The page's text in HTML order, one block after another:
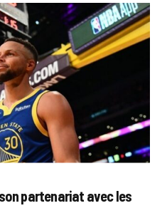
partenariat avec les